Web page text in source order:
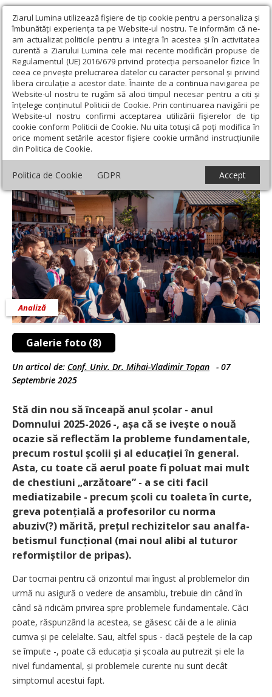
Ziarul Lumina utilizează fişiere de tip cookie pentru a personaliza și
îmbunătăți experiența ta pe Website-ul nostru. Te informăm că ne-
am actualizat politicile pentru a integra în acestea și în activitatea
curentă a Ziarului Lumina cele mai recente modificări propuse de
Regulamentul (UE) 2016/679 privind protecția persoanelor fizice în
ceea ce privește prelucrarea datelor cu caracter personal și privind
libera circulație a acestor date. Înainte de a continua navigarea pe
Website-ul nostru te rugăm să aloci timpul necesar pentru a citi și
înțelege conținutul Politicii de Cookie. Prin continuarea navigării pe
Website-ul nostru confirmi acceptarea utilizării fişierelor de tip
cookie conform Politicii de Cookie. Nu uita totuși că poți modifica în
orice moment setările acestor fişiere cookie urmând instrucțiunile
din Politica de Cookie.
Politica de Cookie GDPR Accept
Ziarul Lumina › Societate › Analiză › Școala noastră cea de
toate zilele
Școala noastră cea de toate zilele
Galerie foto (8)
Analiză
Un articol de: Conf. Univ. Dr. Mihai-Vladimir Topan - 07
Septembrie 2025
Stă din nou să înceapă anul școlar - anul
Domnului 2025-2026 -, așa că se ivește o nouă
ocazie să reflectăm la probleme funda­mentale,
precum rostul școlii și al educației în general.
Asta, cu toate că aerul poate fi poluat mai mult
de chestiuni „arzătoare” - a se citi facil
mediatizabile - precum școli cu toaleta în curte,
greva po­tențială a profesorilor cu norma
abuziv(?) mărită, prețul rechizitelor sau analfa­
betismul funcțio­nal (mai noul alibi al tuturor
reformiștilor de pripas).
Dar tocmai pentru că orizontul mai îngust al problemelor din
urmă nu asigură o vedere de ansamblu, trebuie din când în
când să ridicăm privirea spre problemele fundamentale. Căci
poate, răspunzând la acestea, se găsesc căi de a le alinia
cumva și pe celelalte. Sau, altfel spus - dacă peștele de la cap
se împute -, poate că educația și școala au putrezit și ele la
nivel fundamental, și problemele curente nu sunt decât
simptomul acestui fapt.